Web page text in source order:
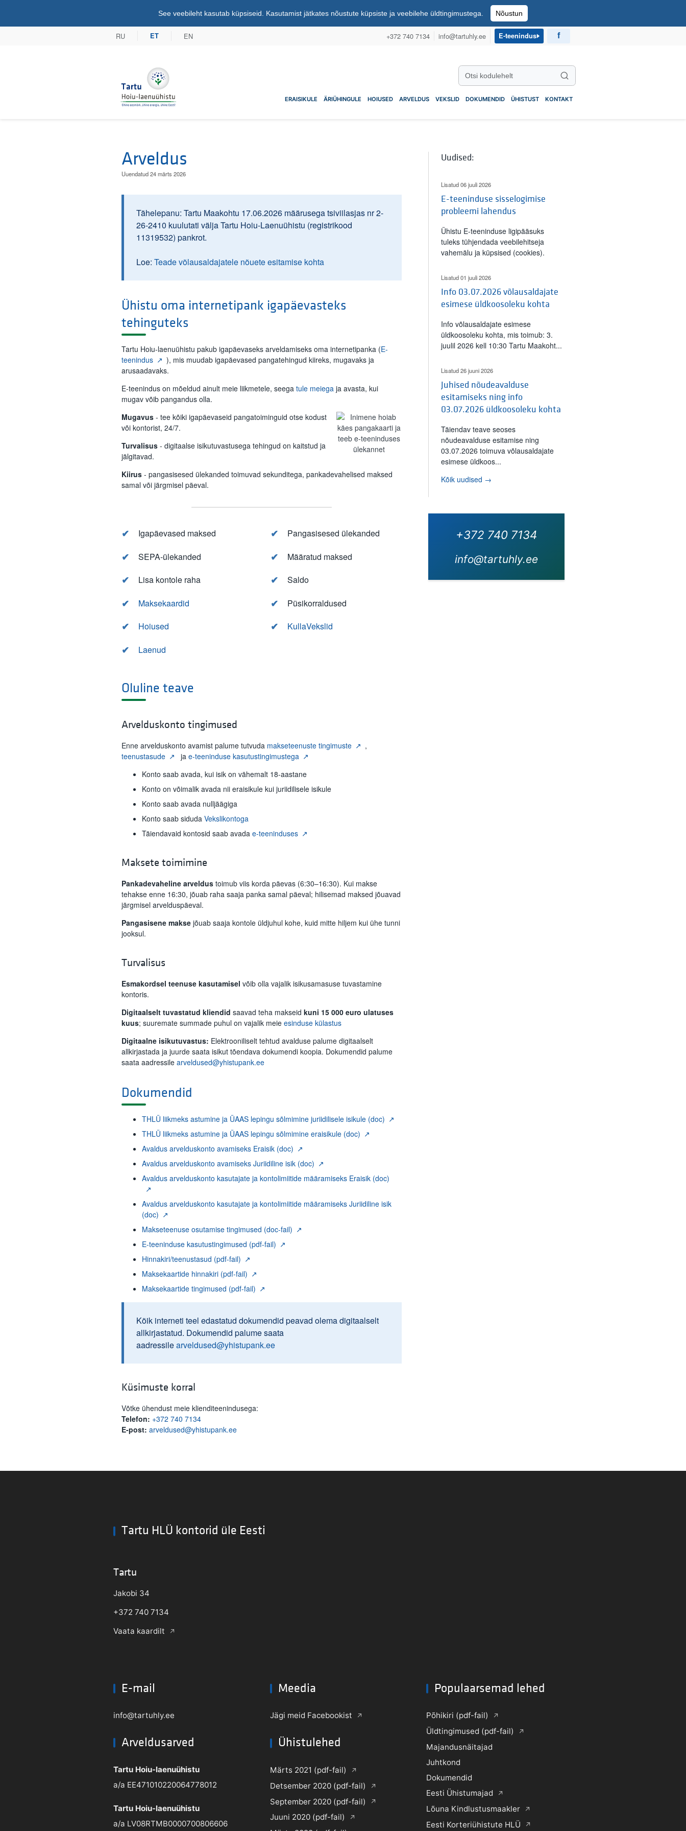
See veebileht kasutab küpsiseid. Kasutamist jätkates nõustute küpsiste ja veebilehe üldtingimustega. Nõustun
RU ET EN +372 740 7134 info@tartuhly.ee E-teenindus
Tartu Hoiu-laenuühistu
Otsi kodulehelt
Otsi
ERAISIKULE ÄRIÜHINGULE HOIUSED ARVELDUS VEKSLID DOKUMENDID ÜHISTUST KONTAKT
Arveldus
Uuendatud 24 märts 2026
Tähelepanu: Tartu Maakohtu 17.06.2026 määrusega tsiviilasjas nr 2-
26-2410 kuulutati välja Tartu Hoiu-Laenuühistu (registrikood
11319532) pankrot.
Loe: Teade võlausaldajatele nõuete esitamise kohta
Ühistu oma internetipank igapäevasteks
tehinguteks
E-teeninduse arvelduskonto näide
Tartu Hoiu-laenuühistu pakub igapäevaseks arveldamiseks oma internetipanka (E-
teenindus
), mis muudab igapäevased pangatehingud kiireks, mugavaks ja
arusaadavaks.
E-teenindus on mõeldud ainult meie liikmetele, seega tule meiega ja avasta, kui
mugav võib pangandus olla.
Mugavus - tee kõiki igapäevaseid pangatoiminguid otse kodust
või kontorist, 24/7.
Turvalisus - digitaalse isikutuvastusega tehingud on kaitstud ja
jälgitavad.
Kiirus - pangasisesed ülekanded toimuvad sekunditega, pankadevahelised maksed
samal või järgmisel päeval.
Igapäevased maksed
Pangasisesed ülekanded
SEPA-ülekanded
Määratud maksed
Lisa kontole raha
Saldo
Maksekaardid
Püsikorraldused
Hoiused
KullaVekslid
Laenud
Oluline teave
Arvelduskonto tingimused
Enne arvelduskonto avamist palume tutvuda makseteenuste tingimuste
,
teenustasude
ja e-teeninduse kasutustingimustega
Konto saab avada, kui isik on vähemalt 18-aastane
Konto on võimalik avada nii eraisikule kui juriidilisele isikule
Konto saab avada nulljäägiga
Konto saab siduda Vekslikontoga
Täiendavaid kontosid saab avada e-teeninduses
Maksete toimimine
Pankadevaheline arveldus toimub viis korda päevas (6:30–16:30). Kui makse
tehakse enne 16:30, jõuab raha saaja panka samal päeval; hilisemad maksed jõuavad
järgmisel arvelduspäeval.
Pangasisene makse jõuab saaja kontole üldjuhul kohe, kuid mitte hiljem kui ühe tunni
jooksul.
Turvalisus
Esmakordsel teenuse kasutamisel võib olla vajalik isikusamasuse tuvastamine
kontoris.
Digitaalselt tuvastatud kliendid saavad teha makseid kuni 15 000 euro ulatuses
kuus; suuremate summade puhul on vajalik meie esinduse külastus
Digitaalne isikutuvastus: Elektrooniliselt tehtud avalduse palume digitaalselt
allkirjastada ja juurde saata isikut tõendava dokumendi koopia. Dokumendid palume
saata aadressile arveldused@yhistupank.ee
Dokumendid
THLÜ liikmeks astumine ja ÜAAS lepingu sõlmimine juriidilisele isikule (doc)
THLÜ liikmeks astumine ja ÜAAS lepingu sõlmimine eraisikule (doc)
Avaldus arvelduskonto avamiseks Eraisik (doc)
Avaldus arvelduskonto avamiseks Juriidiline isik (doc)
Avaldus arvelduskonto kasutajate ja kontolimiitide määramiseks Eraisik (doc)
Avaldus arvelduskonto kasutajate ja kontolimiitide määramiseks Juriidiline isik
(doc)
Makseteenuse osutamise tingimused (doc-fail)
E-teeninduse kasutustingimused (pdf-fail)
Hinnakiri/teenustasud (pdf-fail)
Maksekaartide hinnakiri (pdf-fail)
Maksekaartide tingimused (pdf-fail)
Kõik interneti teel edastatud dokumendid peavad olema digitaalselt
allkirjastatud. Dokumendid palume saata
aadressilearveldused@yhistupank.ee
Küsimuste korral
Võtke ühendust meie klienditeenindusega:
Telefon: +372 740 7134
E-post: arveldused@yhistupank.ee
Uudised:
Lisatud 06 juuli 2026
E-teeninduse sisselogimise
probleemi lahendus
Ühistu E-teeninduse ligipääsuks
tuleks tühjendada veebilehitseja
vahemälu ja küpsised (cookies).
Lisatud 01 juuli 2026
Info 03.07.2026 võlausaldajate
esimese üldkoosoleku kohta
Info võlausaldajate esimese
üldkoosoleku kohta, mis toimub: 3.
juulil 2026 kell 10:30 Tartu Maakoht...
Lisatud 26 juuni 2026
Juhised nõudeavalduse
esitamiseks ning info
03.07.2026 üldkoosoleku kohta
Täiendav teave seoses
nõudeavalduse esitamise ning
03.07.2026 toimuva võlausaldajate
esimese üldkoos...
Kõik uudised →
+372 740 7134
info@tartuhly.ee
Tartu HLÜ kontorid üle Eesti
Tartu
Jakobi 34
+372 740 7134
Vaata kaardilt
E-mail
info@tartuhly.ee
Arveldusarved
Tartu Hoiu-laenuühistu
a/a EE471010220064778012
Tartu Hoiu-laenuühistu
a/a LV08RTMB0000700806606
Meedia
Jägi meid Facebookist
Ühistulehed
Märts 2021 (pdf-fail)
Detsember 2020 (pdf-fail)
September 2020 (pdf-fail)
Juuni 2020 (pdf-fail)
Populaarsemad lehed
Põhikiri (pdf-fail)
Üldtingimused (pdf-fail)
Majandusnäitajad
Juhtkond
Dokumendid
Eesti Ühistumajad
Lõuna Kindlustusmaakler
Eesti Korteriühistute HLÜ